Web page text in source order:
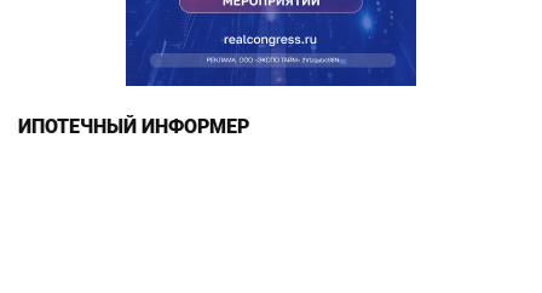
ИПОТЕЧНЫЙ ИНФОРМЕР